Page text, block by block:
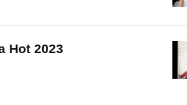
Hot 2023